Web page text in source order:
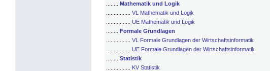
Mathematik und Logik
VL Mathematik und Logik
UE Mathematik und Logik
Formale Grundlagen
VL Formale Grundlagen der Wirtschaftsinformatik
UE Formale Grundlagen der Wirtschaftsinformatik
Statistik
KV Statistik